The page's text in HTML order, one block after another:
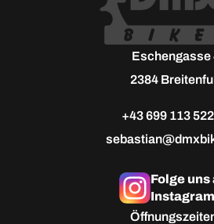
Eschengasse
2384
+43 699 113
Folge uns